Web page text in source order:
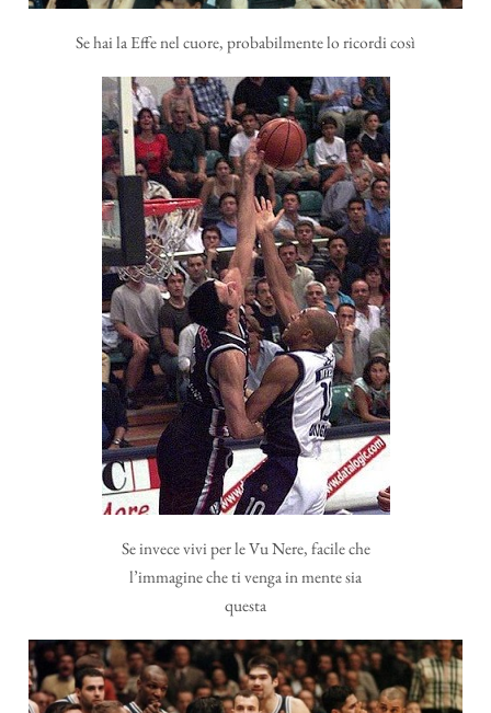
Se hai la Effe nel cuore, probabilmente lo ricordi così
Se invece vivi per le Vu Nere, facile che
l’immagine che ti venga in mente sia
questa